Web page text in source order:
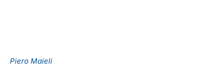
Piero Maieli